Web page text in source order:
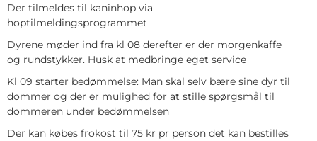
Der tilmeldes til kaninhop via
hoptilmeldingsprogrammet
Dyrene møder ind fra kl 08 derefter er der morgenkaffe
og rundstykker. Husk at medbringe eget service
Kl 09 starter bedømmelse: Man skal selv bære sine dyr til
dommer og der er mulighed for at stille spørgsmål til
dommeren under bedømmelsen
Der kan købes frokost til 75 kr pr person det kan bestilles